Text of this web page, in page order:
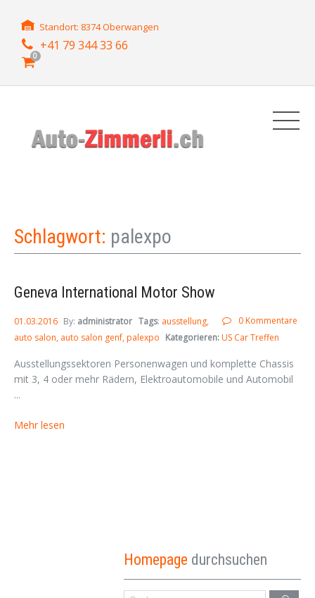
Standort: 8374 Oberwangen
+41 79 344 33 66
0
Schlagwort: palexpo
Geneva International Motor Show
0 Kommentare
01.03.2016 By: administrator Tags: ausstellung
auto salon auto salon genf palexpo Kategorieren:US Car Treffen
Ausstellungssektoren Personenwagen und komplette Chassis
mit 3, 4 oder mehr Rädern, Elektroautomobile und Automobil
...
Mehr lesen
Homepage durchsuchen